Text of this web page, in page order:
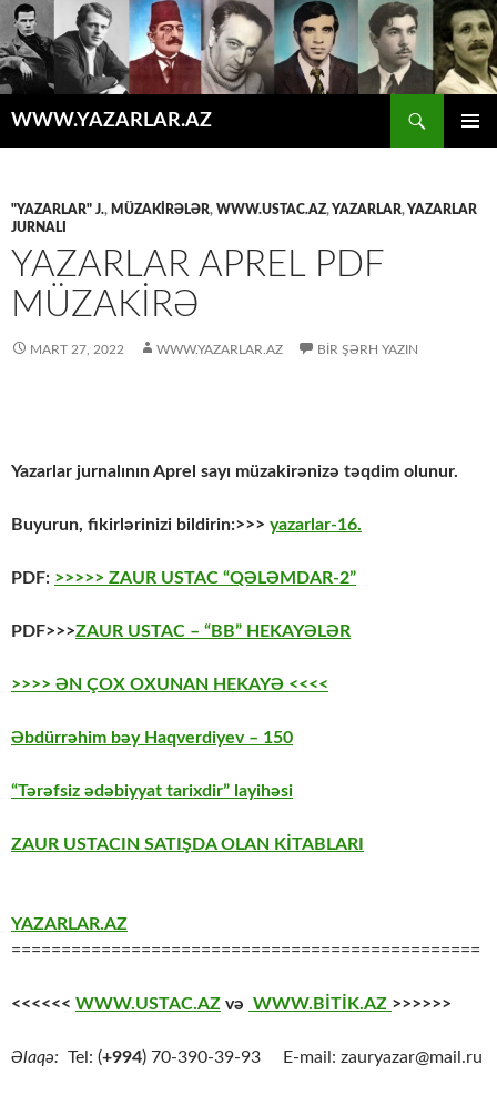
WWW.YAZARLAR.AZ
"YAZARLAR" J., MÜZAKİRƏLƏR, WWW.USTAC.AZ, YAZARLAR, YAZARLAR
JURNALI
YAZARLAR APREL PDF
MÜZAKİRƏ
MART 27, 2022 WWW.YAZARLAR.AZ BIR ŞƏRH YAZIN
Yazarlar jurnalının Aprel sayı müzakirənizə təqdim olunur.
Buyurun, fikirlərinizi bildirin:>>> yazarlar-16.
PDF: >>>>> ZAUR USTAC “QƏLƏMDAR-2”
PDF>>>ZAUR USTAC – “BB” HEKAYƏLƏR
>>>> ƏN ÇOX OXUNAN HEKAYƏ <<<<
Əbdürrəhim bəy Haqverdiyev – 150
“Tərəfsiz ədəbiyyat tarixdir” layihəsi
ZAUR USTACIN SATIŞDA OLAN KİTABLARI
YAZARLAR.AZ
===============================================
<<<<<< WWW.USTAC.AZ və WWW.BİTİK.AZ >>>>>>
Əlaqə: Tel: (+994) 70-390-39-93 E-mail: zauryazar@mail.ru